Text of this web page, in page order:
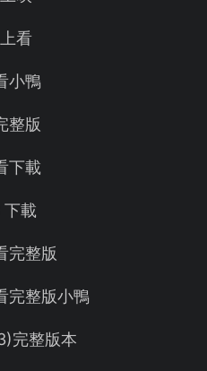
看
小鴨
整版
下載
載
完整版
完整版小鴨
完整版本